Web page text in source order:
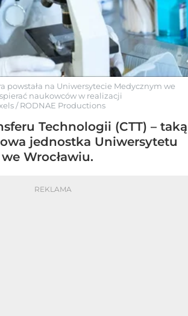
powstała na Uniwersytecie Medycznym we
naukowców w realizacji
/RODNAE Productions
Technologii (CTT) – taką
jednostka Uniwersytetu
Wrocławiu.